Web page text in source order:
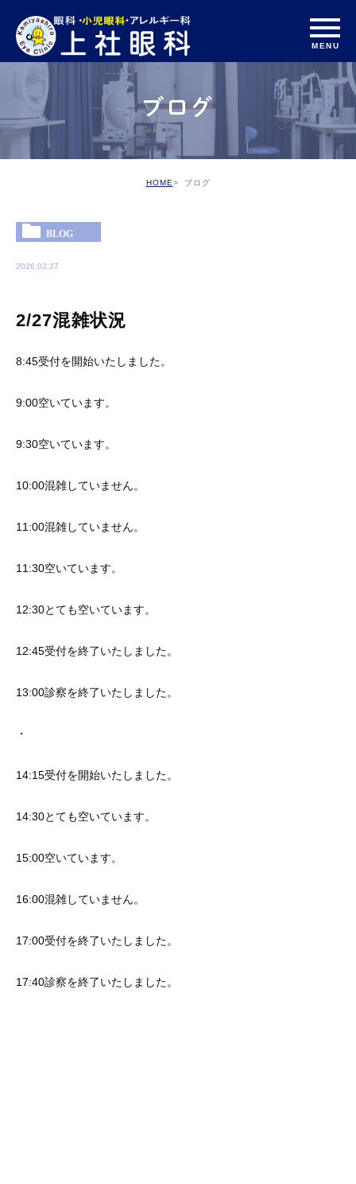
ブログ
HOME ブログ
BLOG
2026.02.27
2/27混雑状況
8:45受付を開始いたしました。
9:00空いています。
9:30空いています。
10:00混雑していません。
11:00混雑していません。
11:30空いています。
12:30とても空いています。
12:45受付を終了いたしました。
13:00診察を終了いたしました。
・
14:15受付を開始いたしました。
14:30とても空いています。
15:00空いています。
16:00混雑していません。
17:00受付を終了いたしました。
17:40診察を終了いたしました。